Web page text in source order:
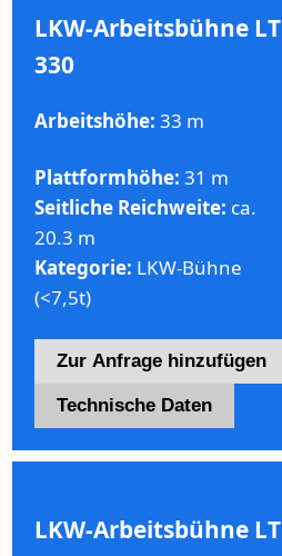
LKW-Arbeitsbühne LT
330
Arbeitshöhe: 33 m
Plattformhöhe: 31 m
Seitliche Reichweite: ca.
20.3 m
Kategorie: LKW-Bühne
(<7,5t)
Zur Anfrage hinzufügen
Technische Daten
LKW-Arbeitsbühne LT